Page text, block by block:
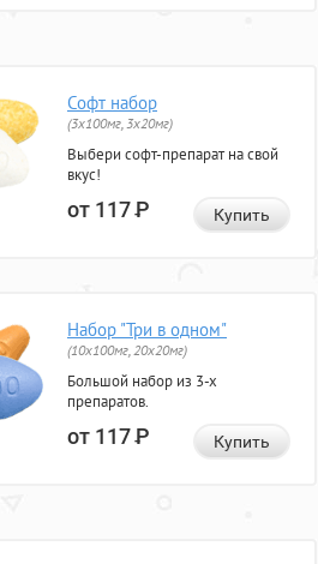
Софт набор
(3x100мг, 3x20мг)
Выбери софт-препарат на свой
вкус!
от 117Р Купить
Набор "Три в одном"
(10x100мг, 20x20мг)
Большой набор из 3-х
препаратов.
от 117Р Купить